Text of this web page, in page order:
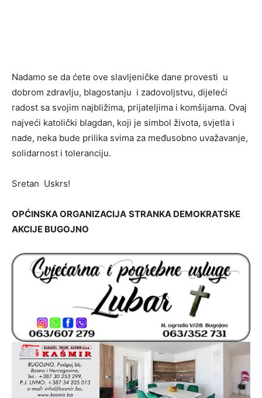
Nadamo se da ćete ove slavljeničke dane provesti u
dobrom zdravlju, blagostanju i zadovoljstvu, dijeleći
radost sa svojim najbližima, prijateljima i komšijama. Ovaj
najveći katolički blagdan, koji je simbol života, svjetla i
nade, neka bude prilika svima za međusobno uvažavanje,
solidarnost i toleranciju.
Sretan Uskrs!
OPĆINSKA ORGANIZACIJA STRANKA DEMOKRATSKE
AKCIJE BUGOJNO